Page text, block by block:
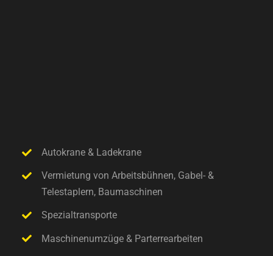
Autokrane & Ladekrane
Vermietung von Arbeitsbühnen, Gabel- &
Telestaplern, Baumaschinen
Spezialtransporte
Maschinenumzüge & Parterrearbeiten